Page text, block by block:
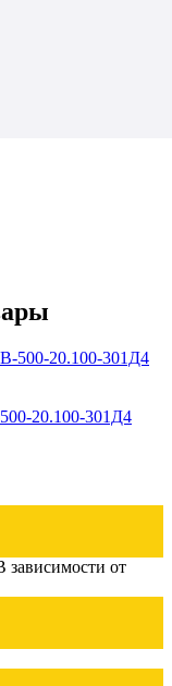
20.100-301Д4
зависимости от